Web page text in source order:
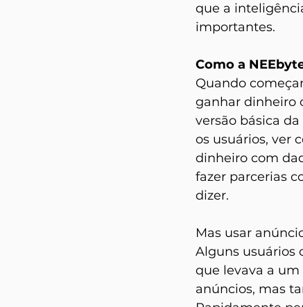
que a
importantes.
Como a
Quando
ganhar dinheiro
versão básica
os usuários, ver
dinheiro com
fazer parcerias
dizer.
Mas usar
Alguns usuários
que levava a um
anúncios, mas